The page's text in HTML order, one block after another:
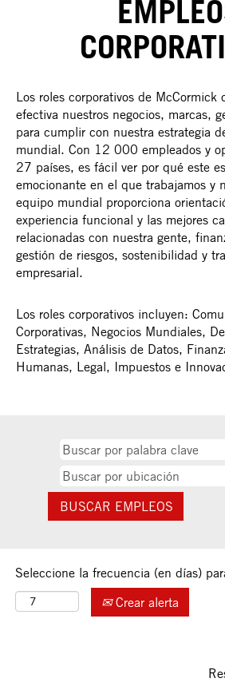
Los roles corporativos de McCormick
efectiva nuestros negocios, marcas,
para cumplir con nuestra estrategia
mundial. Con 12 000 empleados y
27 países, es fácil ver por qué este
emocionante en el que trabajamos y
equipo mundial proporciona
experiencia funcional y las mejores
relacionadas con nuestra gente,
gestión de riesgos, sostenibilidad y
empresarial.
Los roles corporativos incluyen:
Corporativas, Negocios Mundiales,
Estrategias, Análisis de Datos,
Humanas, Legal, Impuestos e
Seleccione la frecuencia (en días)
Crear alerta